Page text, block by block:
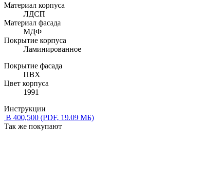
Материал корпуса
ЛДСП
Материал фасада
МДФ
Покрытие корпуса
Ламинированное
Покрытие фасада
ПВХ
Цвет корпуса
1991
Инструкции
В 400,500 (PDF, 19.09 МБ)
Так же покупают